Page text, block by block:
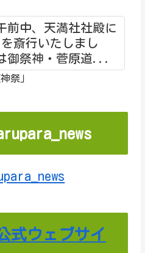
前中、天満社社殿に
斎行いたしまし
御祭神・菅原道...
祭」
式ウェブサイ